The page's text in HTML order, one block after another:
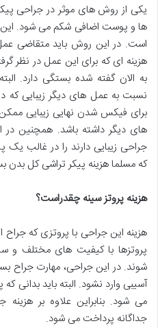
یکی از روش های موثر در جراحی
ها و پوست اضافی شکم می شود.
است. در این روش باید متقاضی
هزینه ای که برای این عمل در نظر
به الان گفته شده بستگی دارد.
نسبت به عمل های دیگر زیبایی
برای فیکس شدن نهایی زیبایی
های دیگر داشته باشد. همچنین در
جراحی زیبایی دارند را در غالب
که مسلما هزینه پیکر تراشی کل بدن
هزینه پروتز سینه چقدراست؟
هزینه این جراحی با پروتزی که جراح
پروتزها با کیفیت های مختلف و
شوند. در این جراحی، مهارت جراح
آسیبی وارد نشود. البته باید بدانی
می شود. بنابراین علاوه بر
جداگانه پرداخت می شود.